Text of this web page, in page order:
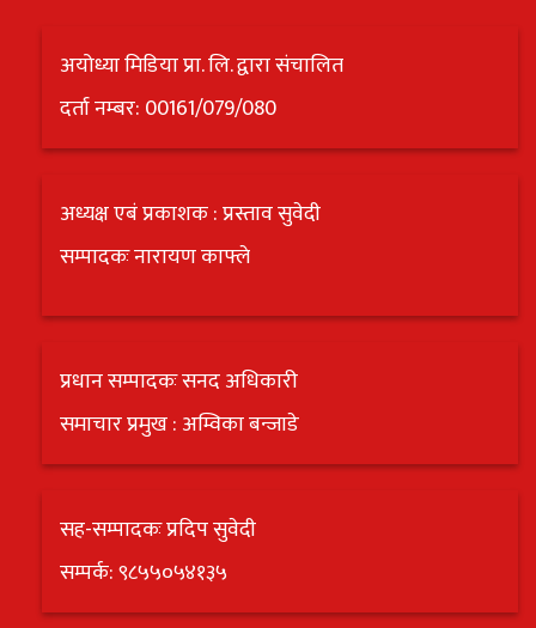
अयोध्या मिडिया प्रा. लि. द्वारा संचालित
दर्ता नम्बर: 00161/079/080
अध्यक्ष एबं प्रकाशक : प्रस्ताव सुवेदी
सम्पादकः नारायण काफ्ले
प्रधान सम्पादकः सनद अधिकारी
समाचार प्रमुख : अम्विका बन्जाडे
सह-सम्पादकः प्रदिप सुवेदी
सम्पर्क: ९८५५०५४१३५